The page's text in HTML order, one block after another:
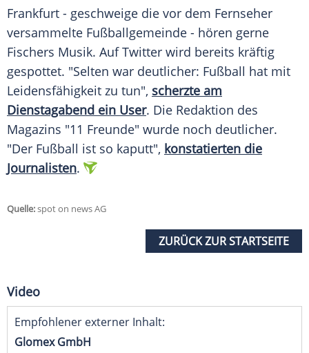
Frankfurt - geschweige die vor dem Fernseher
versammelte Fußballgemeinde - hören gerne
Fischers Musik. Auf Twitter wird bereits kräftig
gespottet. "Selten war deutlicher: Fußball hat mit
Leidensfähigkeit zu tun", scherzte am
Dienstagabend ein User. Die Redaktion des
Magazins "11 Freunde" wurde noch deutlicher.
"Der Fußball ist so kaputt", konstatierten die
Journalisten.
Quelle:spot on news AG
ZURÜCK ZUR STARTSEITE
Video
Empfohlener externer Inhalt:
Glomex GmbH